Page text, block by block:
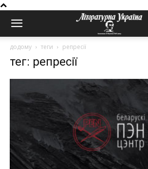
додому теги репресії
тег: репресії